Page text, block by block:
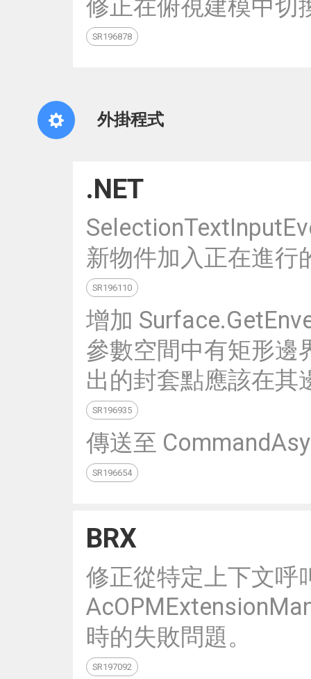
修正在俯視建模中切
SR196878
外掛程式
.NET
新物件加入正在進行
SR196110
增加
參數空間中有矩形邊
出的封套點應該在其
SR196935
傳送至
SR196654
BRX
修正從特定上下文呼
時的失敗問題。
SR197092